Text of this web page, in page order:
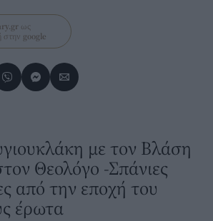
ως
στην google
με τον Βλάση
Θεολόγο -Σπάνιες
από την εποχή του
έρωτα